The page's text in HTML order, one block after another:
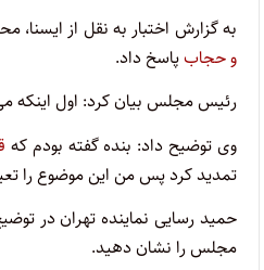
به گزارش اختبار به نقل از
و حجابپاسخ داد.
رئیس مجلس بیان کرد: اول اینکه
وی توضیح داد: بنده گفته بودم که
تمدید کرد پس من این موضوع را
حمید رسایی نماینده تهران در
مجلس را نشان دهید.